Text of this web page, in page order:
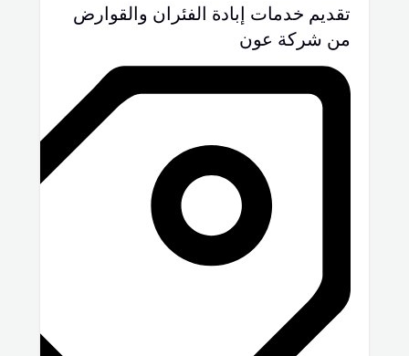
تقديم خدمات إبادة الفئران والقوارض
من شركة عون